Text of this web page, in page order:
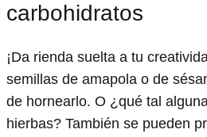
carbohidratos
¡Da rienda suelta a tu
semillas de amapola o de
de hornearlo. O ¿qué tal
hierbas? También se pueden